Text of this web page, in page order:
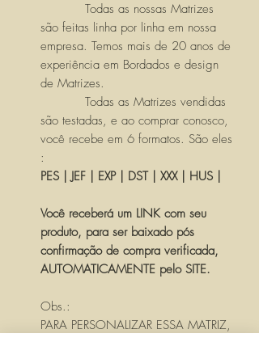
Todas as nossas Matrizes
são feitas linha por linha em nossa
empresa. Temos mais de 20 anos de
experiência em Bordados e design
de Matrizes.
Todas as Matrizes vendidas
são testadas, e ao comprar conosco,
você recebe em 6 formatos. São eles
:
PES | JEF | EXP | DST | XXX | HUS |
Você receberá um LINK com seu
produto, para ser baixado pós
confirmação de compra verificada,
AUTOMATICAMENTE pelo SITE.
Obs.:
PARA PERSONALIZAR ESSA MATRIZ,